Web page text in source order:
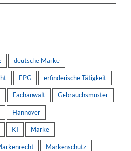
deutsche Marke
EPG erfinderische Tätigkeit
Fachanwalt Gebrauchsmuster
Hannover
KI Marke
Markenschutz